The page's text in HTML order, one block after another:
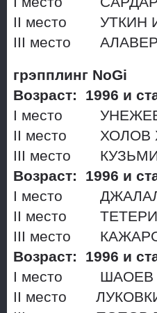
II место УТКИН
III место
грэпплинг NoGi
Возраст: 1996 и
I место УНЕЖЕВ
II место ХОЛОВ
III место
Возраст: 1996 и
I место
II место
III место
Возраст: 1996 и
I место ШАОЕВ
II место